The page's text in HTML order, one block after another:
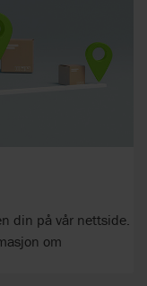
din på vår nettside.
om